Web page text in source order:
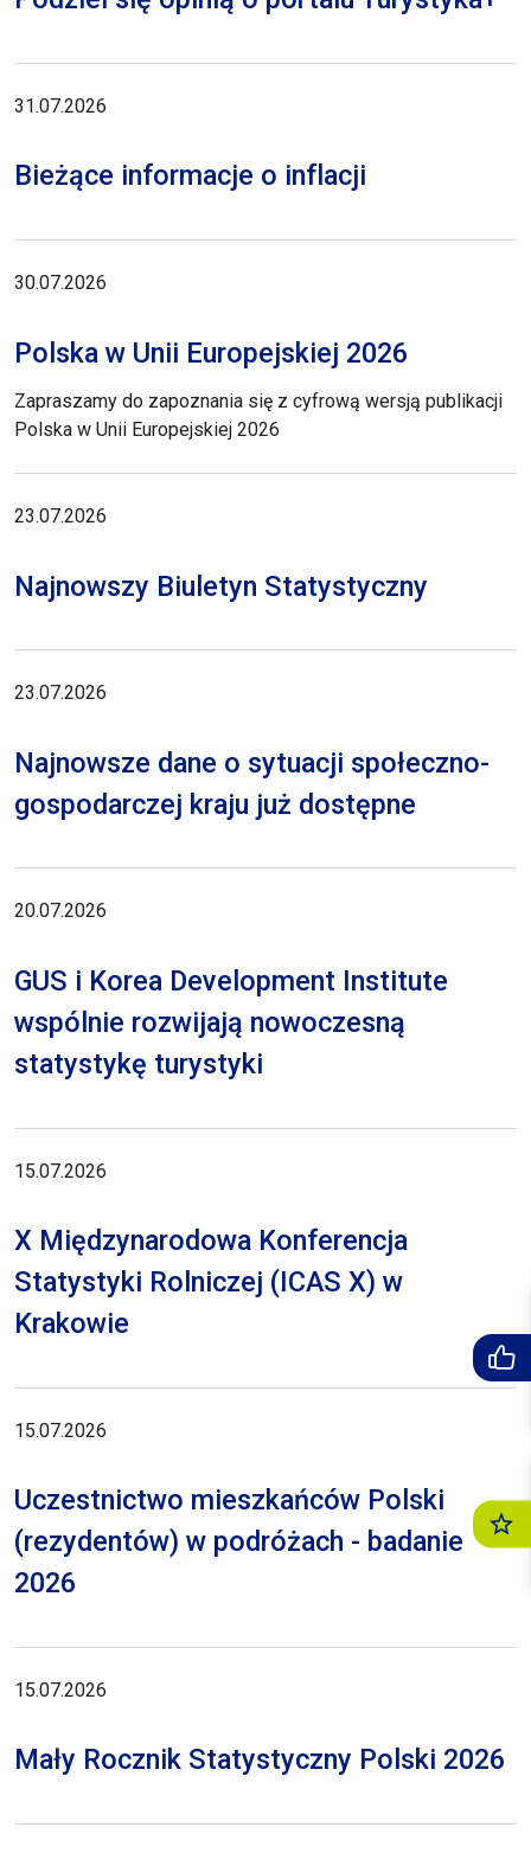
31.07.2026
Bieżące informacje o inflacji
30.07.2026
Polska w Unii Europejskiej 2026
Zapraszamy do zapoznania się z cyfrową wersją publikacji
Polska w Unii Europejskiej 2026
23.07.2026
Najnowszy Biuletyn Statystyczny
23.07.2026
Najnowsze dane o sytuacji społeczno-
gospodarczej kraju już dostępne
20.07.2026
GUS i Korea Development Institute
wspólnie rozwijają nowoczesną
statystykę turystyki
15.07.2026
X Międzynarodowa Konferencja
Statystyki Rolniczej (ICAS X) w
Krakowie
15.07.2026
Uczestnictwo mieszkańców Polski
(rezydentów) w podróżach - badanie
2026
15.07.2026
Mały Rocznik Statystyczny Polski 2026